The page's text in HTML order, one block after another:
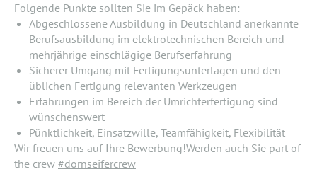
Folgende Punkte sollten Sie im Gepäck haben:
Abgeschlossene Ausbildung in Deutschland anerkannte
Berufsausbildung im elektrotechnischen Bereich und
mehrjährige einschlägige Berufserfahrung
Sicherer Umgang mit Fertigungsunterlagen und den
üblichen Fertigung relevanten Werkzeugen
Erfahrungen im Bereich der Umrichterfertigung sind
wünschenswert
Pünktlichkeit, Einsatzwille, Teamfähigkeit, Flexibilität
Wir freuen uns auf Ihre Bewerbung!Werden auch Sie part of
the crew #dornseifercrew